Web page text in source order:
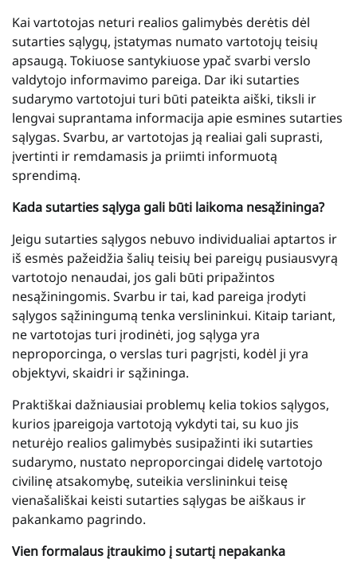
Kai vartotojas neturi realios galimybės derėtis dėl
sutarties sąlygų, įstatymas numato vartotojų teisių
apsaugą. Tokiuose santykiuose ypač svarbi verslo
valdytojo informavimo pareiga. Dar iki sutarties
sudarymo vartotojui turi būti pateikta aiški, tiksli ir
lengvai suprantama informacija apie esmines sutarties
sąlygas. Svarbu, ar vartotojas ją realiai gali suprasti,
įvertinti ir remdamasis ja priimti informuotą
sprendimą.
Kada sutarties sąlyga gali būti laikoma nesąžininga?
Jeigu sutarties sąlygos nebuvo individualiai aptartos ir
iš esmės pažeidžia šalių teisių bei pareigų pusiausvyrą
vartotojo nenaudai, jos gali būti pripažintos
nesąžiningomis. Svarbu ir tai, kad pareiga įrodyti
sąlygos sąžiningumą tenka verslininkui. Kitaip tariant,
ne vartotojas turi įrodinėti, jog sąlyga yra
neproporcinga, o verslas turi pagrįsti, kodėl ji yra
objektyvi, skaidri ir sąžininga.
Praktiškai dažniausiai problemų kelia tokios sąlygos,
kurios įpareigoja vartotoją vykdyti tai, su kuo jis
neturėjo realios galimybės susipažinti iki sutarties
sudarymo, nustato neproporcingai didelę vartotojo
civilinę atsakomybę, suteikia verslininkui teisę
vienašališkai keisti sutarties sąlygas be aiškaus ir
pakankamo pagrindo.
Vien formalaus įtraukimo į sutartį nepakanka